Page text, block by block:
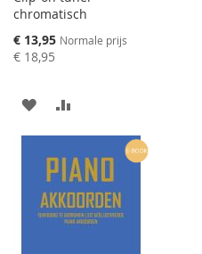
chromatisch
Speciale
prijs
€ 13,95 Normale prijs
€ 18,95
AAN
VERLANGLIJST
TOEVOEGEN
TOE
OM
TE
VERGELIJKEN